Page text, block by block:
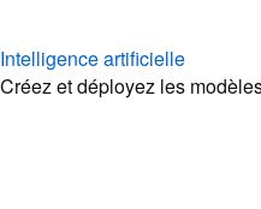
Intelligence artificielle
Créez et déployez les